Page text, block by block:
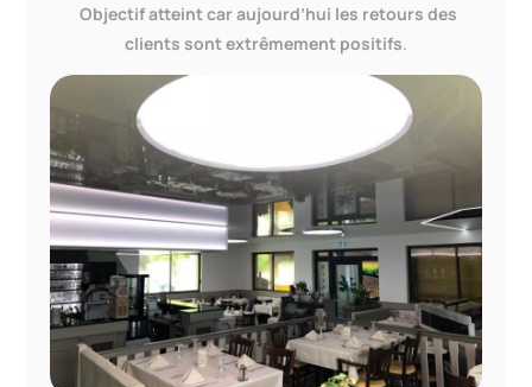
Objectif atteint car aujourd’hui les retours des
clients sont extrêmement positifs.